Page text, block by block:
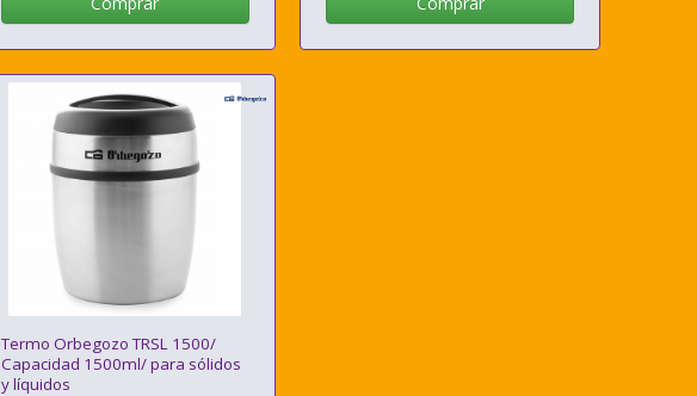
Termo Orbegozo TRSL 1500/
Capacidad 1500ml/ para sólidos
y líquidos